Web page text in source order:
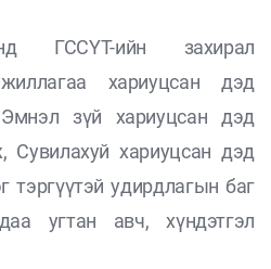
ГССҮТ-ийн захирал
хариуцсан дэд
Эмнэл зүй хариуцсан дэд
Сувилахуй хариуцсан дэд
тэргүүтэй удирдлагын баг
угтан авч, хүндэтгэл